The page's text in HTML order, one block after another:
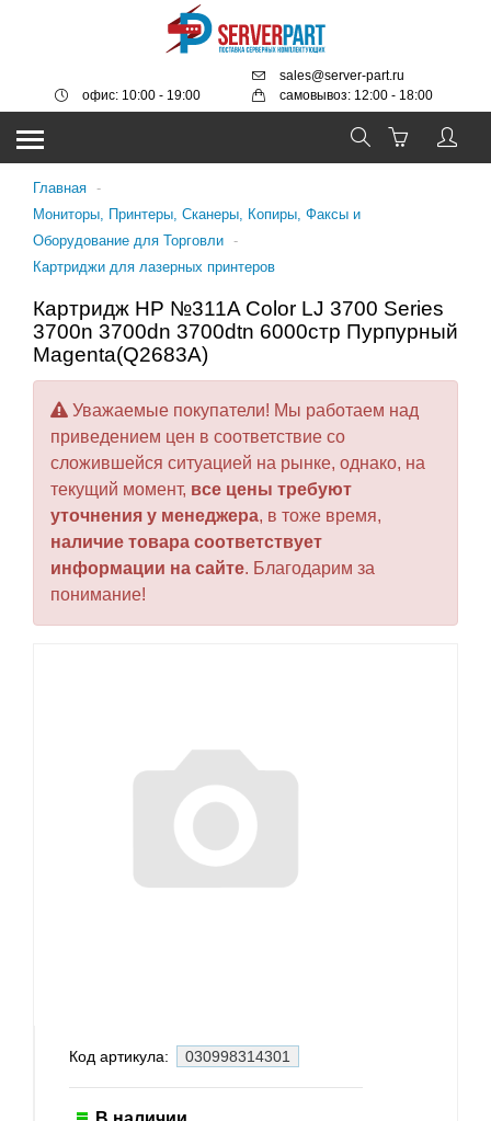
sales@server-part.ru
самовывоз: 12:00 - 18:00
офис: 10:00 - 19:00
Главная -
Мониторы, Принтеры, Сканеры, Копиры, Факсы и
Оборудование для Торговли -
Картриджи для лазерных принтеров
Картридж HP №311A Color LJ 3700 Series
3700n 3700dn 3700dtn 6000стр Пурпурный
Magenta(Q2683A)
Уважаемые покупатели! Мы работаем над
приведением цен в соответствие со
сложившейся ситуацией на рынке, однако, на
текущий момент, все цены требуют
уточнения у менеджера, в тоже время,
наличие товара соответствует
информации на сайте. Благодарим за
понимание!
Код артикула: 030998314301